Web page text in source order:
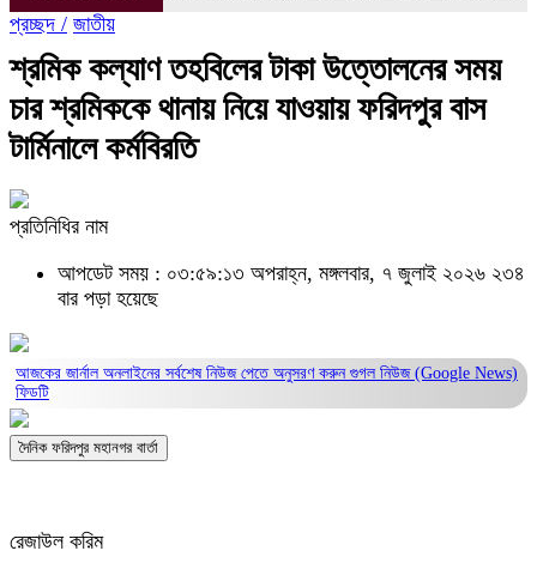
প্রচ্ছদ / জাতীয়
শ্রমিক কল্যাণ তহবিলের টাকা উত্তোলনের সময়
চার শ্রমিককে থানায় নিয়ে যাওয়ায় ফরিদপুর বাস
টার্মিনালে কর্মবিরতি
প্রতিনিধির নাম
আপডেট সময় : ০৩:৫৯:১৩ অপরাহ্ন, মঙ্গলবার, ৭ জুলাই ২০২৬ ২৩৪
বার পড়া হয়েছে
আজকের জার্নাল অনলাইনের সর্বশেষ নিউজ পেতে অনুসরণ করুন গুগল নিউজ (Google News)
ফিডটি
দৈনিক ফরিদপুর মহানগর বার্তা
রেজাউল করিম